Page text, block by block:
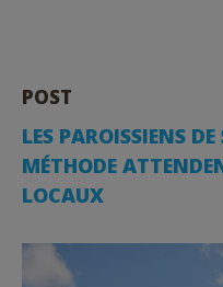
POST
LES PAROISSIENS
MÉTHODE
LOCAUX